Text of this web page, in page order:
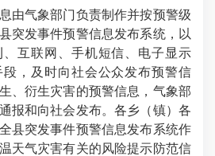
气象部门负责制作并按预警级
突发事件预警信息发布系统，以
互联网、手机短信、电子显示
，及时向社会公众发布预警信
、衍生灾害的预警信息，气象部
报和向社会发布。各乡（镇）各
县突发事件预警信息发布系统作
天气灾害有关的风险提示防范信